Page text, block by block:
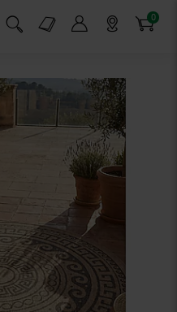
Suchfeld einblenden
Markt-Angebote 0
Artikel